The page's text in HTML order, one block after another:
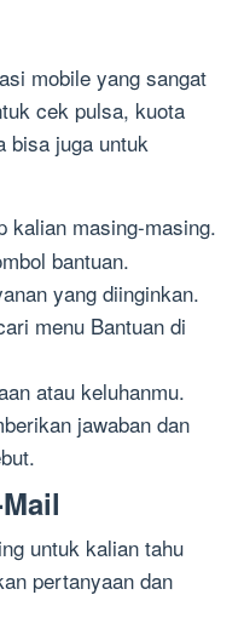
mobile yang sangat
cek pulsa, kuota
bisa juga untuk
kalian masing-masing.
bantuan.
yang diinginkan.
menu Bantuan di
atau keluhanmu.
jawaban dan
untuk kalian tahu
pertanyaan dan